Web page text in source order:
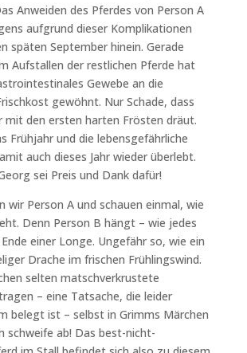
Anweiden des Pferdes von Person A
aufgrund dieser Komplikationen
späten September hinein. Gerade
Aufstallen der restlichen Pferde hat
Gewebe an die
gewöhnt. Nur Schade, dass
mit den ersten harten Frösten dräut.
Frühjahr und die lebensgefährliche
auch dieses Jahr wieder überlebt.
sei Preis und Dank dafür!
wir Person A und schauen einmal, wie
Denn Person B hängt – wie jedes
einer Longe. Ungefähr so, wie ein
Drache im frischen Frühlingswind.
selten matschverkrustete
– eine Tatsache, die leider
belegt ist – selbst in Grimms Märchen
schweife ab! Das best-nicht-